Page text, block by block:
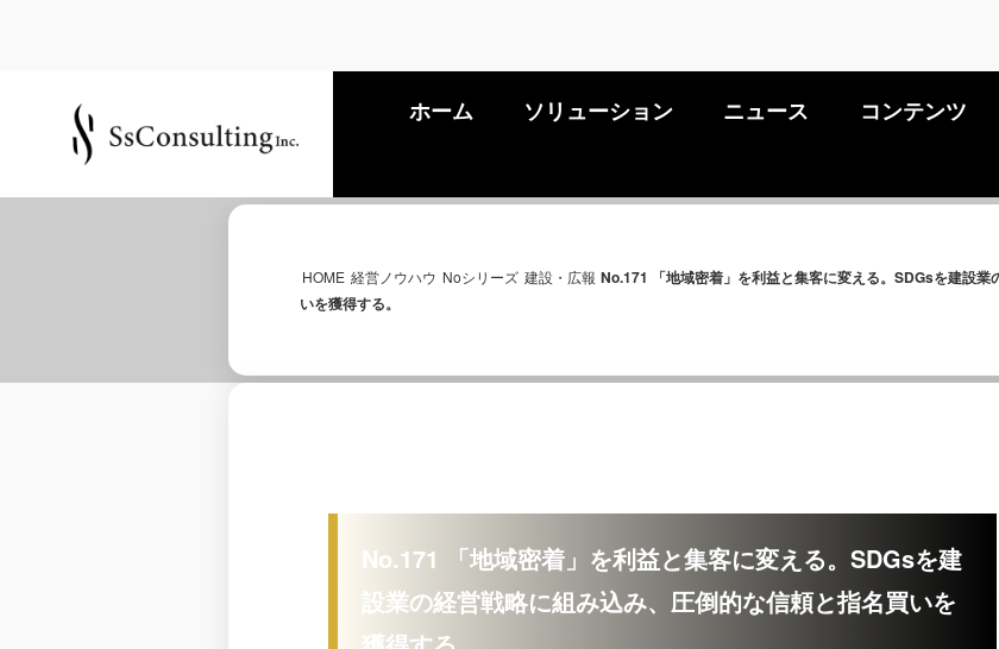
ホーム ソリューション ニュース コンテンツ
HOME 経営ノウハウ Noシリーズ 建設・広報 No.171 「地域密着」を利益と集客に変える。SDGsを建設
いを獲得する。
No.171 「地域密着」を利益と集客に変える。SDGsを建
設業の経営戦略に組み込み、圧倒的な信頼と指名買いを